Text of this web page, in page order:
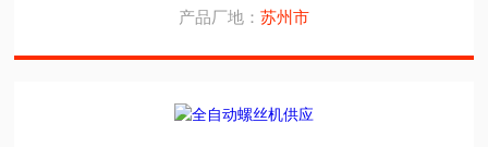
产品厂地： 苏州市